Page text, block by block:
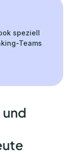
speziell
Teams
und